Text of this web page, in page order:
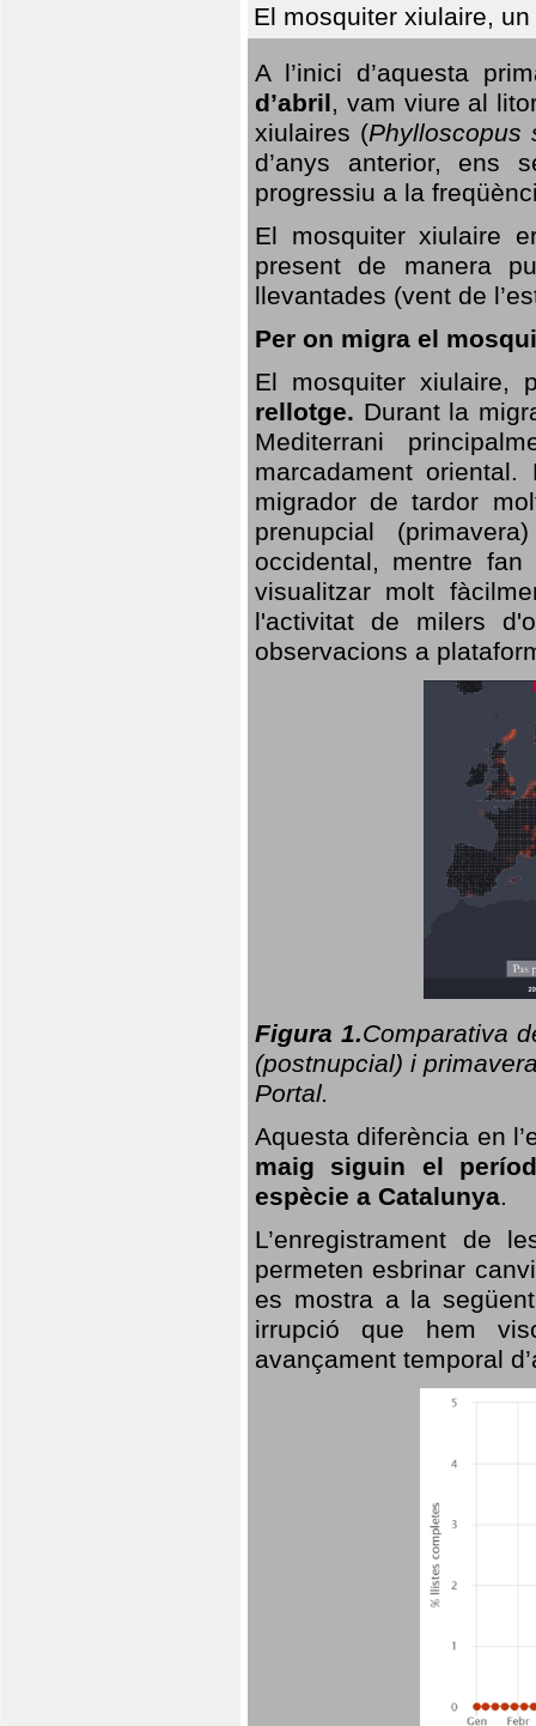
El mosquiter xiulaire,
A l’inici d’aquesta
d’abril, vam viure al
xiulaires (Phylloscopus
d’anys anterior, ens
progressiu a la
El mosquiter xiulaire
present de manera
llevantades (vent de
Per on migra el
El mosquiter xiulaire,
rellotge. Durant la
Mediterrani
marcadament
migrador de tardor
prenupcial
occidental, mentre
visualitzar molt
l'activitat de milers
observacions a
Figura 1.Comparativa
(postnupcial) i
Portal.
Aquesta diferència en
maig siguin el
espècie a Catalunya.
L’enregistrament de
permeten esbrinar
es mostra a la
irrupció que hem
avançament temporal